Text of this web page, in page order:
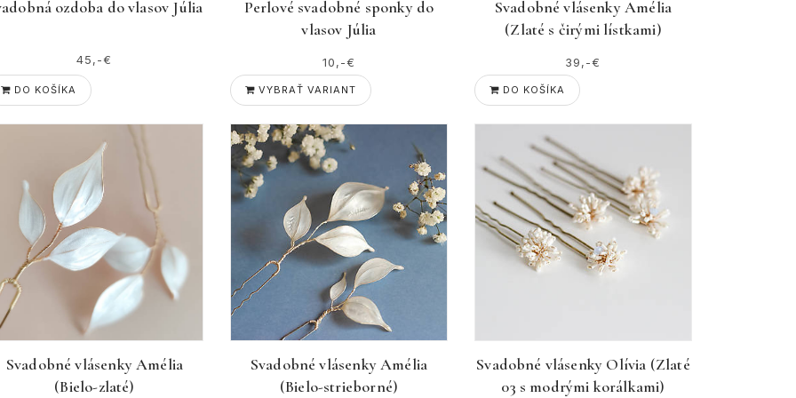
ozdoba do vlasov Júlia
45,-€
DO KOŠÍKA
Perlové svadobné sponky do
vlasov Júlia
10,-€
VYBRAŤ VARIANT
Svadobné vlásenky Amélia
(Zlaté s čirými lístkami)
39,-€
DO KOŠÍKA
Svadobné vlásenky Amélia
(Bielo-zlaté)
Svadobné vlásenky Amélia
(Bielo-strieborné)
Svadobné vlásenky Olívia (Zlaté
03 s modrými korálkami)